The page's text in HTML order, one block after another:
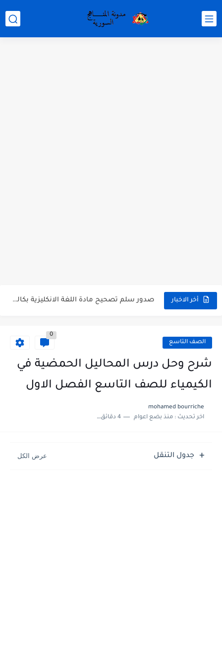
أخر الاخبار صدور سلم تصحيح مادة اللغة الانكليزية بكالوريا 2026 الأدبي منهاج...
ثلاث نماذج امتحانية مع الحل في العلوم بكالوريا دورة 2026 الصف التاسع
0
شرح وحل درس المحاليل الحمضية في
الكيمياء للصف التاسع الفصل الاول
mohamed bourriche
اخر تحديث :منذ بضع اعوام 4 دقائق للقراءة
جدول التنقل